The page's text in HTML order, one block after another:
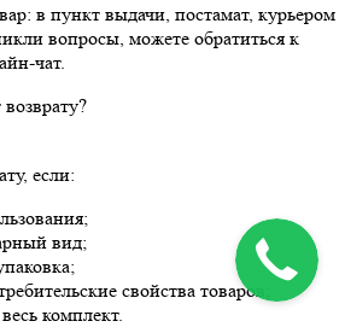
в пункт выдачи, постамат, курьером
вопросы, можете обратиться к
чат.
если:
вид;
свойства товаров;
комплект.